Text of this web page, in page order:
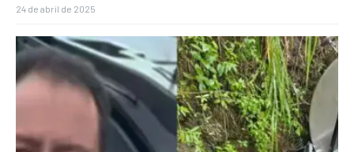
24 de abril de 2025